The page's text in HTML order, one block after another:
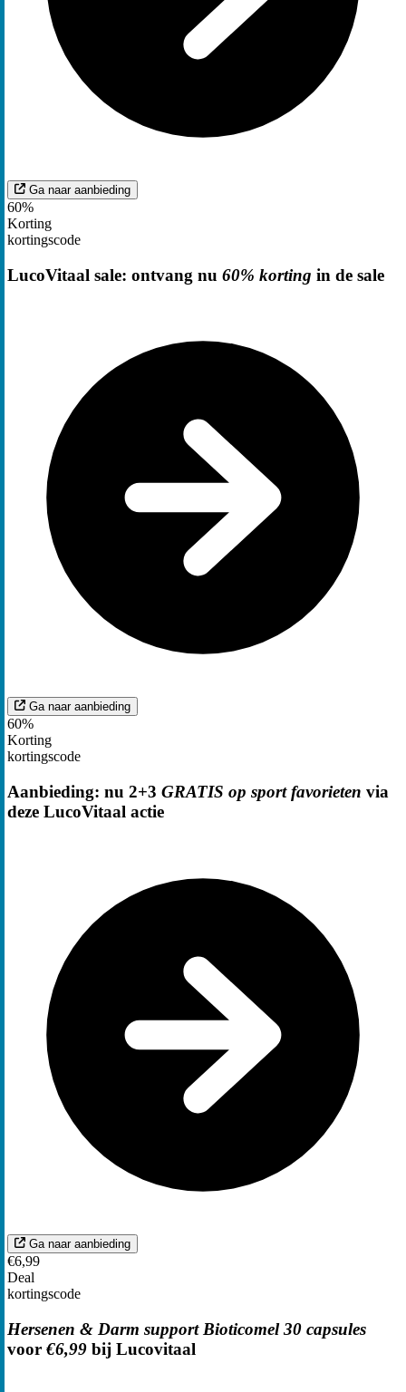
Ga naar aanbieding
60%
Korting
kortingscode
LucoVitaal sale: ontvang nu 60% korting in de sale
Ga naar aanbieding
60%
Korting
kortingscode
Aanbieding: nu 2+3 GRATIS op sport favorieten via
deze LucoVitaal actie
Ga naar aanbieding
€6,99
Deal
kortingscode
Hersenen & Darm support Bioticomel 30 capsules
voor €6,99 bij Lucovitaal